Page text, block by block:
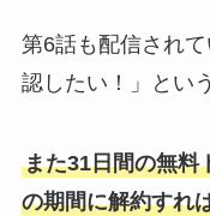
第6話も配信され
認したい！」とい
また31日間の無料
の期間に解約すれ